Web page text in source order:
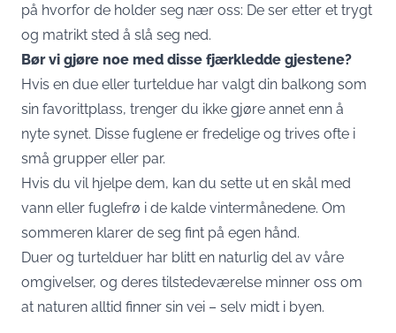
på hvorfor de holder seg nær oss: De ser etter et trygt
og matrikt sted å slå seg ned.
Bør vi gjøre noe med disse fjærkledde gjestene?
Hvis en due eller turteldue har valgt din balkong som
sin favorittplass, trenger du ikke gjøre annet enn å
nyte synet. Disse fuglene er fredelige og trives ofte i
små grupper eller par.
Hvis du vil hjelpe dem, kan du sette ut en skål med
vann eller fuglefrø i de kalde vintermånedene. Om
sommeren klarer de seg fint på egen hånd.
Duer og turtelduer har blitt en naturlig del av våre
omgivelser, og deres tilstedeværelse minner oss om
at naturen alltid finner sin vei – selv midt i byen.